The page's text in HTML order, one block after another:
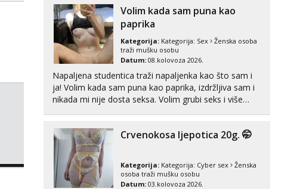
tel:0,93€ - mob:1,12€ min
Obavijesti me kada se oslobodi
Biljana
Razgovaram :)
tel:0,93€ - mob:1,12€ min
Obavijesti me kada se oslobodi
Tel: 064/677-677- Kod: #108
Razgovaram :)
Volim kada sam puna kao
paprika
Kategorija: Kategorija: Sex
Ženska osoba
traži mušku osobu
Datum: 08.kolovoza 2026.
Napaljena studentica traži napaljenka kao što sam i
ja! Volim kada sam puna kao paprika, izdržljiva sam i
nikada mi nije dosta seksa. Volim grubi seks i više
cekam te!
Crvenokosa ljepotica 20g. 🤭
Kategorija: Kategorija: Cyber sex
Ženska
osoba traži mušku osobu
Datum: 03.kolovoza 2026.